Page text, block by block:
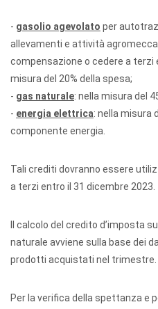
- gasolio agevolato per
allevamenti e attività
compensazione o cedere a terzi
misura del 20% della spesa;
- gas naturale: nella misura del
- energia elettrica: nella misura
componente energia.
Tali crediti dovranno essere
a terzi entro il 31 dicembre 2023.
Il calcolo del credito d’imposta
naturale avviene sulla base dei
prodotti acquistati nel trimestre.
Per la verifica della spettanza e